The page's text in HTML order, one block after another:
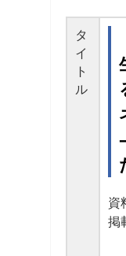
タ
イ
ト
ル
資
掲